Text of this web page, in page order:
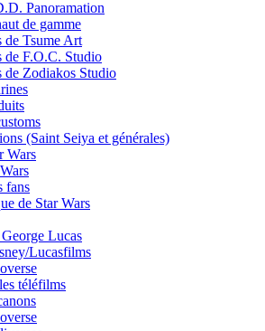
Panoramation
de gamme
de Tsume Art
de F.O.C. Studio
de Zodiakos Studio
(Saint Seiya et générales)
Wars
fans
de Star Wars
Lucas
Lucasfilms
téléfilms